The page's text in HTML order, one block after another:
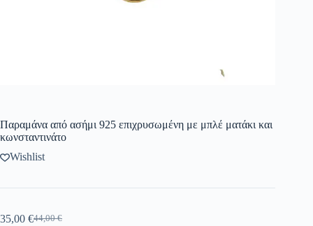
Παραμάνα από ασήμι 925 επιχρυσωμένη με μπλέ ματάκι και
κωνσταντινάτο
Wishlist
44,00€
35,00 €